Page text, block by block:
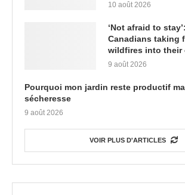
10 août 2026
‘Not afraid to
Canadians taking
wildfires into their
9 août 2026
Pourquoi mon jardin reste productif
sécheresse
9 août 2026
VOIR PLUS D'ARTICLES